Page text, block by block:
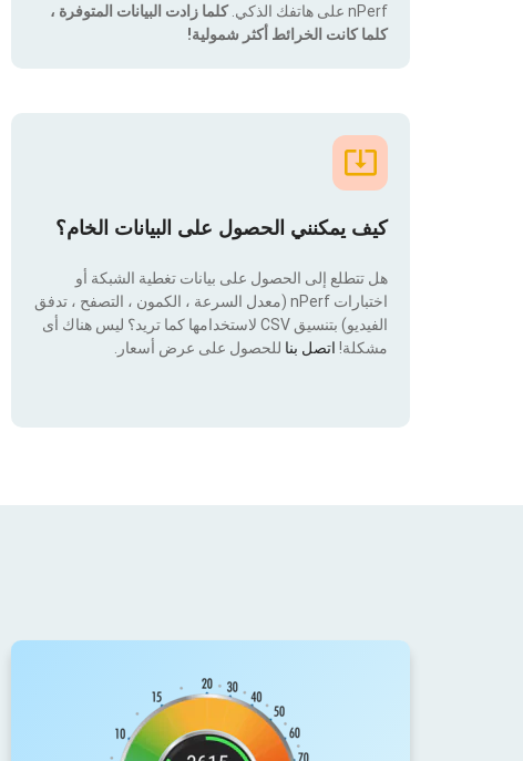
nPerf على هاتفك الذكي.
كلما زادت البيانات المتوفرة ،
كلما كانت الخرائط أكثر شمولية!
كيف يمكنني الحصول على البيانات الخام؟
هل تتطلع إلى الحصول على بيانات تغطية الشبكة أو
اختبارات nPerf (معدل السرعة ، الكمون ، التصفح ، تدفق
الفيديو) بتنسيق CSV لاستخدامها كما تريد؟ ليس هناك أى
مشكلة! اتصل بنا للحصول على عرض أسعار.